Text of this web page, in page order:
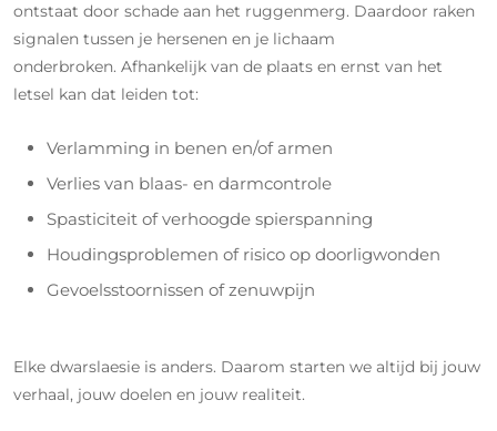
ontstaat door schade aan het ruggenmerg. Daardoor raken
signalen tussen je hersenen en je lichaam
onderbroken. Afhankelijk van de plaats en ernst van het
letsel kan dat leiden tot:
Verlamming in benen en/of armen
Verlies van blaas- en darmcontrole
Spasticiteit of verhoogde spierspanning
Houdingsproblemen of risico op doorligwonden
Gevoelsstoornissen of zenuwpijn
Elke dwarslaesie is anders. Daarom starten we altijd bij jouw
verhaal, jouw doelen en jouw realiteit.